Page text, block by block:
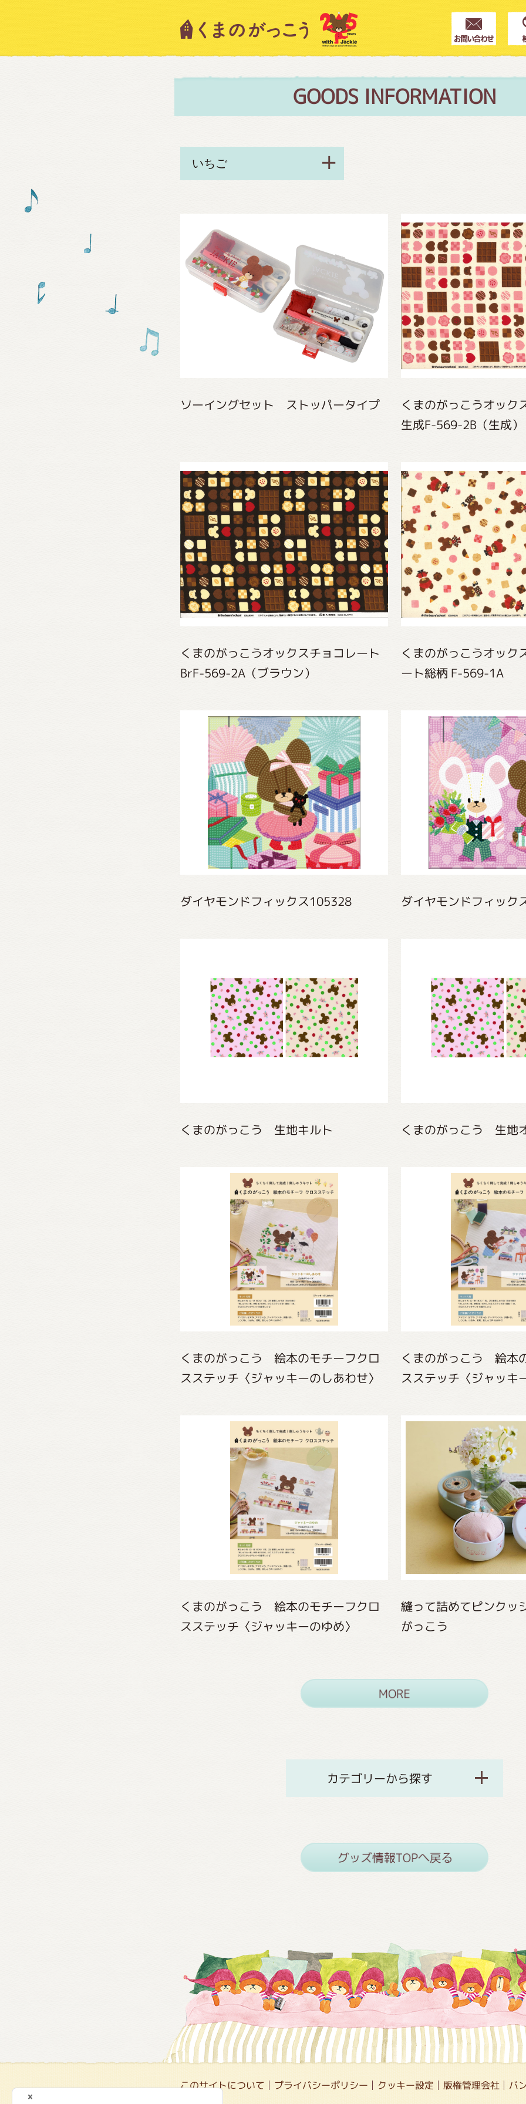
GOODS INFORMATION
ソーイングセット ストッパータイプ
くまのがっこうオック
生成F-569-2B（生成）
くまのがっこうオックスチョコレート
BrF-569-2A（ブラウン）
くまのがっこうオッ
ート総柄 F-569-1A
ダイヤモンドフィックス105328 ダイヤモンドフィック
くまのがっこう 生地キルト くまのがっこう 生地
くまのがっこう 絵本のモチーフクロ
スステッチ〈ジャッキーのしあわせ〉
くまのがっこう 絵本
スステッチ〈ジャッキ
くまのがっこう 絵本のモチーフクロ
スステッチ〈ジャッキーのゆめ〉
縫って詰めてピンクッ
がっこう
カテゴリーから探す
このサイトについて プライバシーポリシー クッキー設定 版権管理会社 バ
キャラクター紹介
スタッフブログ
ショップインフォメーション
グッズインフォメーション
ミュージカル・コンサート
おたのしみコンテンツ(クイズ・AR・診断・占
チア ジャッキーズ！
くまのがっこう しょくいんしつ
くまのがっこう 家庭科部